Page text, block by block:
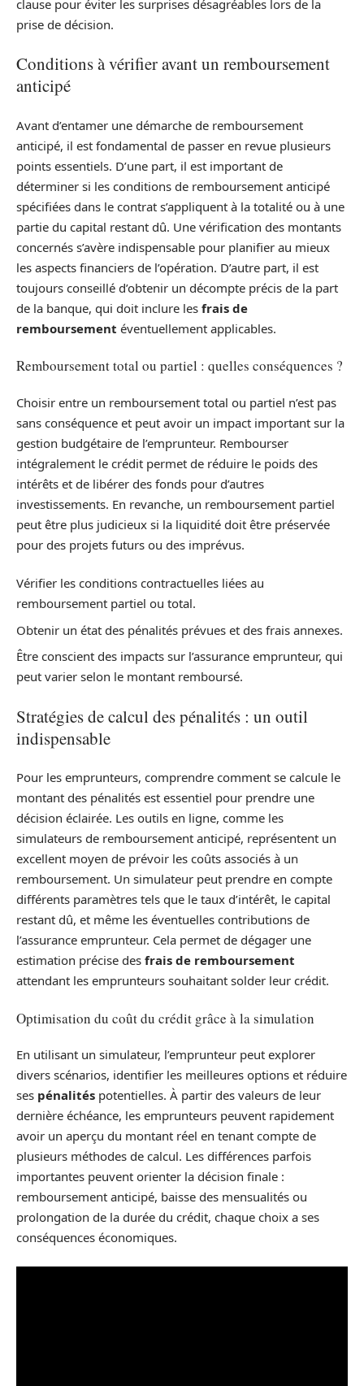
clause pour éviter les surprises désagréables lors de la
prise de décision.
Conditions à vérifier avant un remboursement
anticipé
Avant d’entamer une démarche de remboursement
anticipé, il est fondamental de passer en revue plusieurs
points essentiels. D’une part, il est important de
déterminer si les conditions de remboursement anticipé
spécifiées dans le contrat s’appliquent à la totalité ou à une
partie du capital restant dû. Une vérification des montants
concernés s’avère indispensable pour planifier au mieux
les aspects financiers de l’opération. D’autre part, il est
toujours conseillé d’obtenir un décompte précis de la part
de la banque, qui doit inclure les frais de
remboursement éventuellement applicables.
Remboursement total ou partiel : quelles conséquences ?
Choisir entre un remboursement total ou partiel n’est pas
sans conséquence et peut avoir un impact important sur la
gestion budgétaire de l’emprunteur. Rembourser
intégralement le crédit permet de réduire le poids des
intérêts et de libérer des fonds pour d’autres
investissements. En revanche, un remboursement partiel
peut être plus judicieux si la liquidité doit être préservée
pour des projets futurs ou des imprévus.
Vérifier les conditions contractuelles liées au
remboursement partiel ou total.
Obtenir un état des pénalités prévues et des frais annexes.
Être conscient des impacts sur l’assurance emprunteur, qui
peut varier selon le montant remboursé.
Stratégies de calcul des pénalités : un outil
indispensable
Pour les emprunteurs, comprendre comment se calcule le
montant des pénalités est essentiel pour prendre une
décision éclairée. Les outils en ligne, comme les
simulateurs de remboursement anticipé, représentent un
excellent moyen de prévoir les coûts associés à un
remboursement. Un simulateur peut prendre en compte
différents paramètres tels que le taux d’intérêt, le capital
restant dû, et même les éventuelles contributions de
l’assurance emprunteur. Cela permet de dégager une
estimation précise des frais de remboursement
attendant les emprunteurs souhaitant solder leur crédit.
Optimisation du coût du crédit grâce à la simulation
En utilisant un simulateur, l’emprunteur peut explorer
divers scénarios, identifier les meilleures options et réduire
ses pénalités potentielles. À partir des valeurs de leur
dernière échéance, les emprunteurs peuvent rapidement
avoir un aperçu du montant réel en tenant compte de
plusieurs méthodes de calcul. Les différences parfois
importantes peuvent orienter la décision finale :
remboursement anticipé, baisse des mensualités ou
prolongation de la durée du crédit, chaque choix a ses
conséquences économiques.